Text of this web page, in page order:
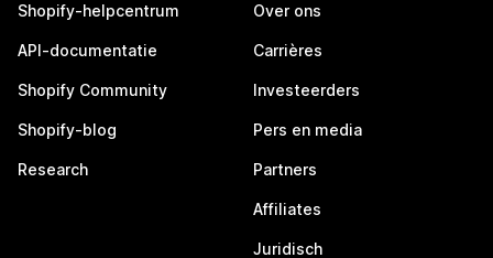
Shopify-helpcentrum
API-documentatie
Shopify Community
Shopify-blog
Research
Over ons
Carrières
Investeerders
Pers en media
Partners
Affiliates
Juridisch